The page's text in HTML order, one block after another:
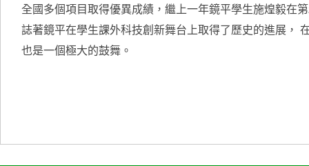
全國多個項目取得優異成績，繼上一年鏡平學生施煌毅在
誌著鏡平在學生課外科技創新舞台上取得了歷史的進展，
也是一個極大的鼓舞。